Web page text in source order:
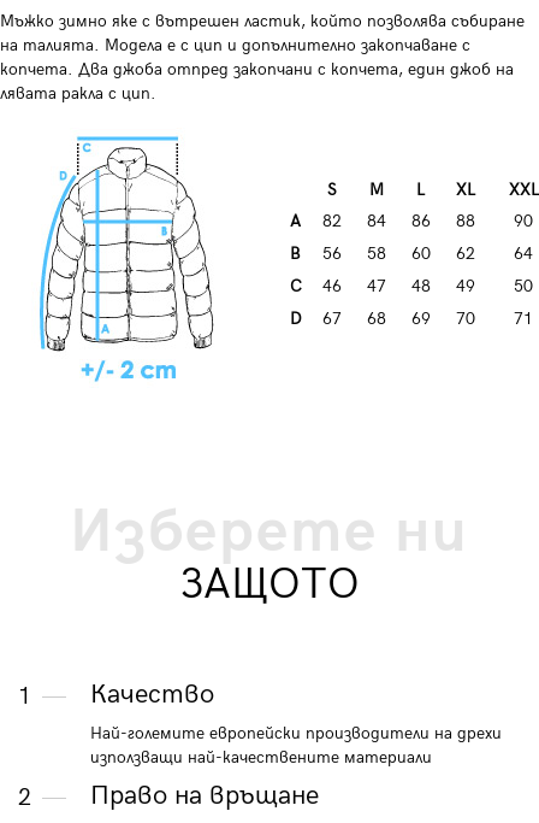
Мъжко зимно яке с вътрешен ластик, който позволява събиране
на талията. Модела е с цип и допълнително закопчаване с
копчета. Два джоба отпред закопчани с копчета, един джоб на
лявата ракла с цип.
S M L XL
XXL
A
82 84 86 88
90
B
56 58 60 62
64
C
46 47 48 49
50
D
67 68 69 70 71
Изберете ни
ЗАЩОТО
1 Качество
Най-големите европейски производители на дрехи
използващи най-качествените материали
2 Право на връщане